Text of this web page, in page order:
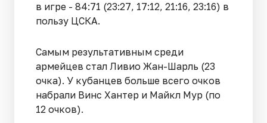
в игре - 84:71 (23:27, 17:12, 21:16, 23:16) в
пользу ЦСКА.
Самым результативным среди
армейцев стал Ливио Жан-Шарль (23
очка). У кубанцев больше всего очков
набрали Винс Хантер и Майкл Мур (по
12 очков).